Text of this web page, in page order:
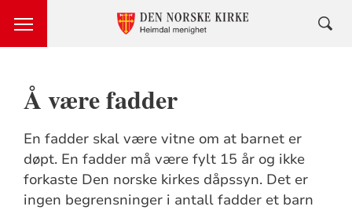
Å være fadder
En fadder skal være vitne om at barnet er
døpt. En fadder må være fylt 15 år og ikke
forkaste Den norske kirkes dåpssyn. Det er
ingen begrensninger i antall fadder et barn